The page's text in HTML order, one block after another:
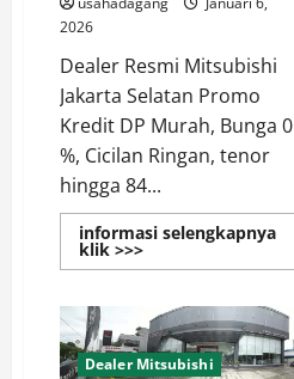
2026
Dealer Resmi Mitsubishi
Jakarta Selatan Promo
Kredit DP Murah, Bunga 0
%, Cicilan Ringan, tenor
hingga 84...
informasi selengkapnya
klik >>>Read
more
Resmi
Mitsubishi
Jakarta
Selatan
Dealer Mitsubishi